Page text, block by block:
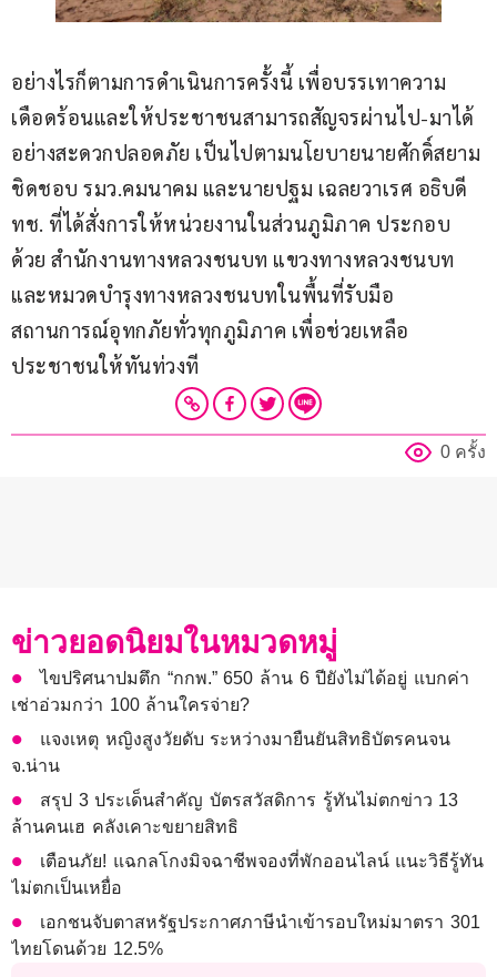
อย่างไรก็ตามการดำเนินการครั้งนี้ เพื่อบรรเทาความ
เดือดร้อนและให้ประชาชนสามารถสัญจรผ่านไป-มาได้
อย่างสะดวกปลอดภัย เป็นไปตามนโยบายนายศักดิ์สยาม
ชิดชอบ รมว.คมนาคม และนายปฐม เฉลยวาเรศ อธิบดี
ทช. ที่ได้สั่งการให้หน่วยงานในส่วนภูมิภาค ประกอบ
ด้วย สำนักงานทางหลวงชนบท แขวงทางหลวงชนบท
และหมวดบำรุงทางหลวงชนบทในพื้นที่รับมือ
สถานการณ์อุทกภัยทั่วทุกภูมิภาค เพื่อช่วยเหลือ
ประชาชนให้ทันท่วงที
0 ครั้ง
ข่าวยอดนิยมในหมวดหมู่
ไขปริศนาปมตึก “กกพ.” 650 ล้าน 6 ปียังไม่ได้อยู่ แบกค่า
เช่าอ่วมกว่า 100 ล้านใครจ่าย?
แจงเหตุ หญิงสูงวัยดับ ระหว่างมายืนยันสิทธิบัตรคนจน
จ.น่าน
สรุป 3 ประเด็นสำคัญ บัตรสวัสดิการ รู้ทันไม่ตกข่าว 13
ล้านคนเฮ คลังเคาะขยายสิทธิ
เตือนภัย! แฉกลโกงมิจฉาชีพจองที่พักออนไลน์ แนะวิธีรู้ทัน
ไม่ตกเป็นเหยื่อ
เอกชนจับตาสหรัฐประกาศภาษีนำเข้ารอบใหม่มาตรา 301
ไทยโดนด้วย 12.5%